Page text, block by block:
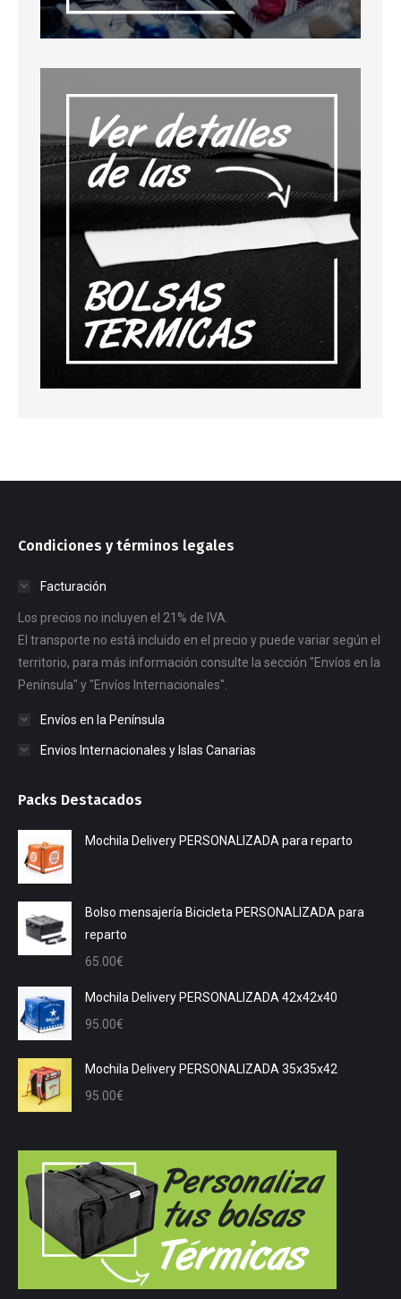
Condiciones y términos legales
Facturación
Los precios no incluyen el 21% de IVA.
El transporte no está incluido en el precio y puede variar según el
territorio, para más información consulte la sección "Envíos en la
Península" y "Envíos Internacionales".
Envíos en la Península
Envios Internacionales y Islas Canarias
Packs Destacados
Mochila Delivery PERSONALIZADA para reparto
Bolso mensajería Bicicleta PERSONALIZADA para
reparto
65.00€
Mochila Delivery PERSONALIZADA 42x42x40
95.00€
Mochila Delivery PERSONALIZADA 35x35x42
95.00€